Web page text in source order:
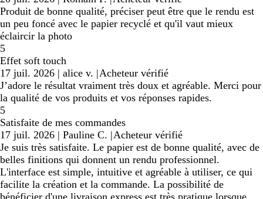
Produit de bonne qualité, préciser peut être que le rendu est
un peu foncé avec le papier recyclé et qu'il vaut mieux
éclaircir la photo
5
Effet soft touch
17 juil. 2026 | alice v. |Acheteur vérifié
J’adore le résultat vraiment très doux et agréable. Merci pour
la qualité de vos produits et vos réponses rapides.
5
Satisfaite de mes commandes
17 juil. 2026 | Pauline C. |Acheteur vérifié
Je suis très satisfaite. Le papier est de bonne qualité, avec de
belles finitions qui donnent un rendu professionnel.
L'interface est simple, intuitive et agréable à utiliser, ce qui
facilite la création et la commande. La possibilité de